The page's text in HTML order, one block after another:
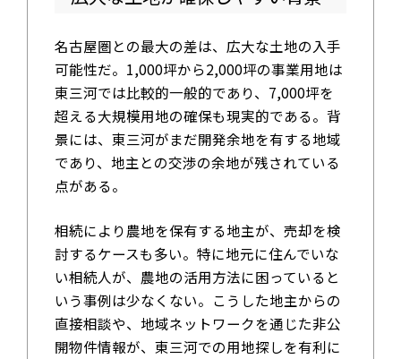
名古屋圏との最大の差は、広大な土地の入手
可能性だ。1,000坪から2,000坪の事業用地は
東三河では比較的一般的であり、7,000坪を
超える大規模用地の確保も現実的である。背
景には、東三河がまだ開発余地を有する地域
であり、地主との交渉の余地が残されている
点がある。
相続により農地を保有する地主が、売却を検
討するケースも多い。特に地元に住んでいな
い相続人が、農地の活用方法に困っていると
いう事例は少なくない。こうした地主からの
直接相談や、地域ネットワークを通じた非公
開物件情報が、東三河での用地探しを有利に